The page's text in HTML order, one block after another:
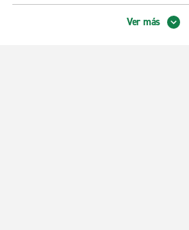
Oficinas de ciudad
Ver más